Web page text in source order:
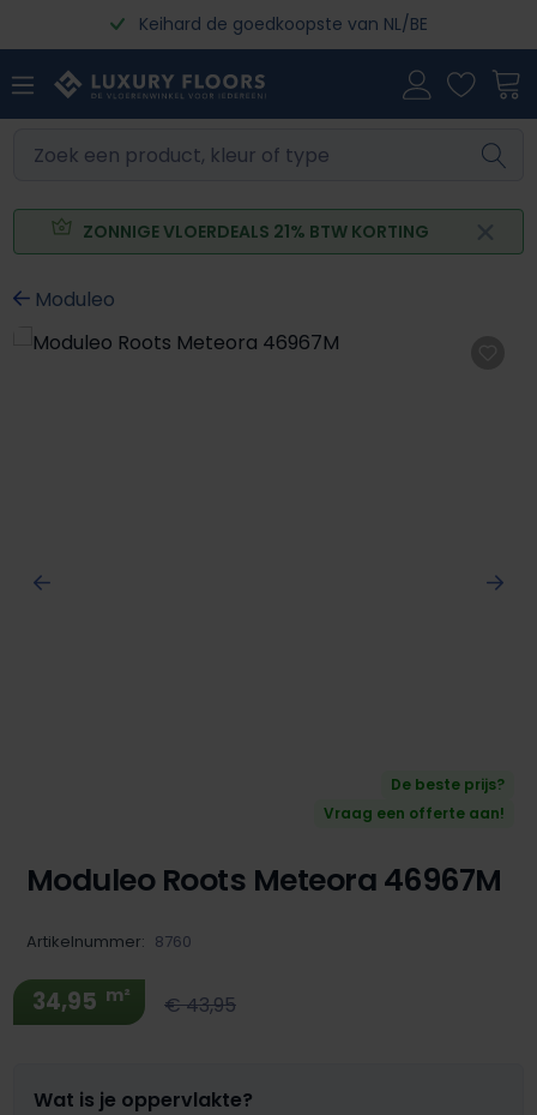
Ga naar de hoofdinhoudKeihard de goedkoopste van NL/BE
ZONNIGE VLOERDEALS 21% BTW KORTING
Moduleo
Afbeeldingengalerij overslaan
De beste prijs?
Vraag een offerte aan!
Moduleo Roots Meteora 46967M
Artikelnummer: 8760
34,95 m² € 43,95
Wat is je oppervlakte?